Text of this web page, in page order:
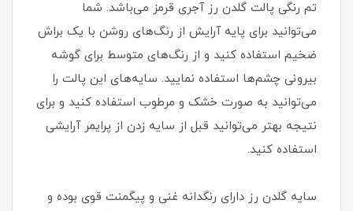
تم رنگی پالت گلدن رز آجری قرمز می‌باشد. شما
می‌توانید برای پایه آرایش از رنگ‌های روشن با یک براش
ضخیم استفاده کنید و از رنگ‌های متوسط برای گوشه
بیرونی چشم‌ها استفاده نمایید. سایه‌های این پالت را
می‌توانید به صورت خشک و مرطوب استفاده کنید و برای
نتیجه بهتر می‌توانید قبل از سایه زدن از پرایمر آرایشی
استفاده کنید.
سایه گلدن رز دارای رنگدانه غنی و پیگمنت قوی بوده و